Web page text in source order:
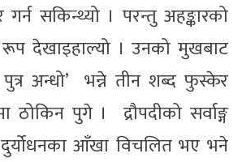
गर्न सकिन्थ्यो । परन्तु अहङ्कारको
देखाइहाल्यो । उनको मुखबाट
अन्धो’ भन्ने तीन शब्द फुस्केर
ठोकिन पुगे । द्रौपदीको सर्वाङ्ग
आँखा विचलित भए भने